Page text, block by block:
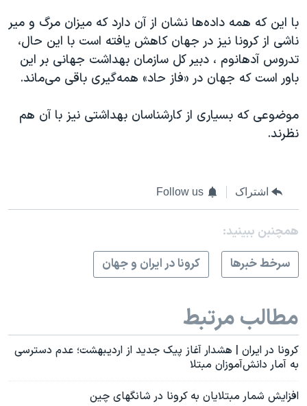
با این که همه داده‌ها نشان از آن دارد که میزان مرگ و میر
ناشی از کرونا نیز در جهان کاهش یافته است با این حال،
تدروس آدهانوم ، دبیر کل سازمان بهداشت جهانی بر این
باور است که جهان در «فاز حاد» همه‌گیری باقی می‌ماند.
موضوعی که بسیاری از کارشناسان بهداشتی نیز با آن هم
نظرند.
اشتراک Follow us
همچنبن ببینید:
سرخط خبرها
کرونا در ایران و جهان
مطالب مرتبط
کرونا در ایران | هشدار آغاز پیک جدید از اردیبهشت؛ عدم دسترسی
به آمار دانش‌آموزان مبتلا
افزایش شمار مبتلایان به کرونا در شانگهای چین